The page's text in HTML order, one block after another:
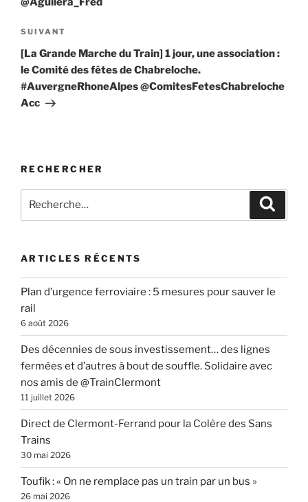
Article
suivant
SUIVANT
[La Grande Marche du Train] 1 jour, une association :
le Comité des fêtes de Chabreloche.
#AuvergneRhoneAlpes @ComitesFetesChabreloche
Acc
RECHERCHER
pour
ARTICLES RÉCENTS
Plan d’urgence ferroviaire : 5 mesures pour sauver le
rail
6 août 2026
Des décennies de sous investissement… des lignes
fermées et d’autres à bout de souffle. Solidaire avec
nos amis de @TrainClermont
11 juillet 2026
Direct de Clermont-Ferrand pour la Colère des Sans
Trains
30 mai 2026
Toufik : « On ne remplace pas un train par un bus »
26 mai 2026